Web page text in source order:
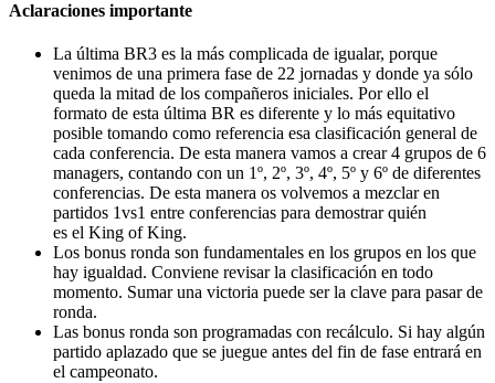
Aclaraciones importante
La última BR3 es la más complicada de igualar, porque
venimos de una primera fase de 22 jornadas y donde ya sólo
queda la mitad de los compañeros iniciales. Por ello el
formato de esta última BR es diferente y lo más equitativo
posible tomando como referencia esa clasificación general de
cada conferencia. De esta manera vamos a crear 4 grupos de 6
managers, contando con un 1º, 2º, 3º, 4º, 5º y 6º de diferentes
conferencias. De esta manera os volvemos a mezclar en
partidos 1vs1 entre conferencias para demostrar quién
es el King of King.
Los bonus ronda son fundamentales en los grupos en los que
hay igualdad. Conviene revisar la clasificación en todo
momento. Sumar una victoria puede ser la clave para pasar de
ronda.
Las bonus ronda son programadas con recálculo. Si hay algún
partido aplazado que se juegue antes del fin de fase entrará en
el campeonato.